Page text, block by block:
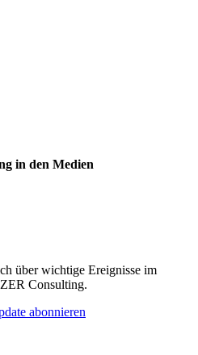
in den Medien
über wichtige Ereignisse im
Consulting.
abonnieren